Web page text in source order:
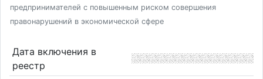
предпринимателей с повышенным риском совершения
правонарушений в экономической сфере
Дата включения в
реестр